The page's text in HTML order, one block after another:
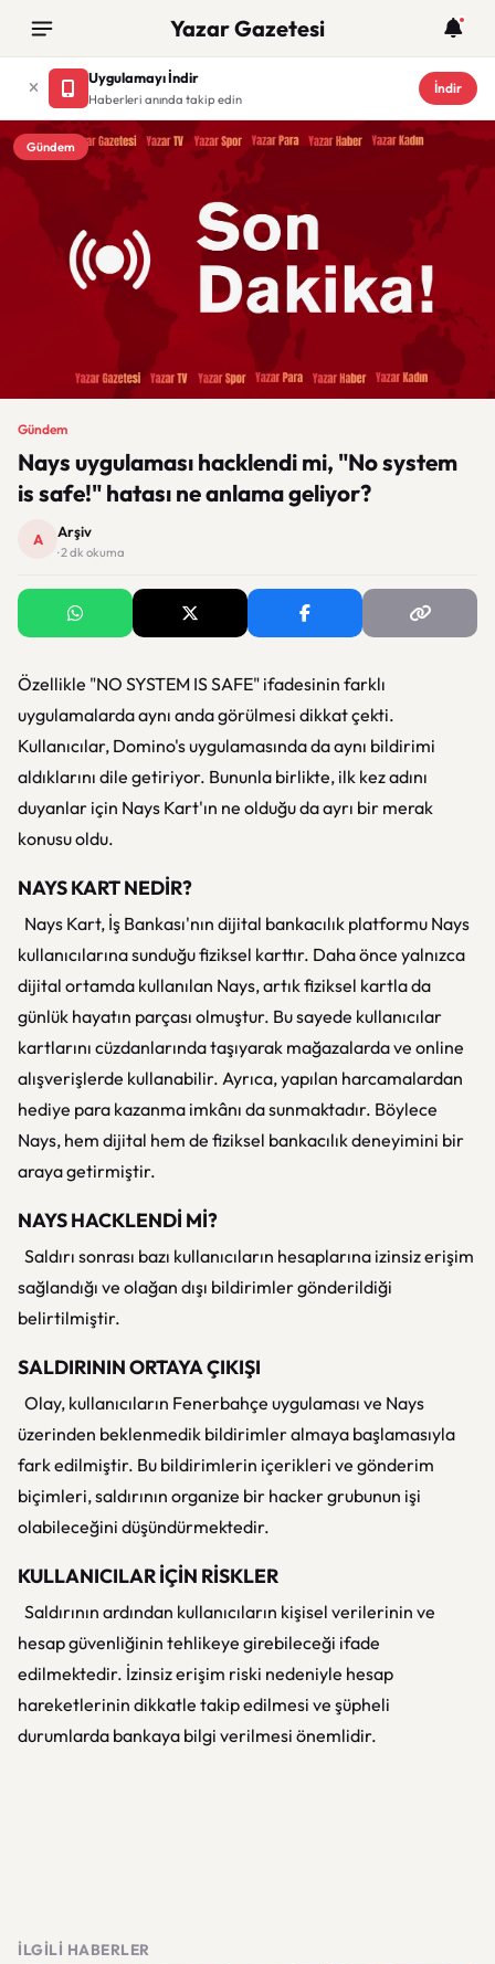
Yazar Gazetesi
Uygulamayı İndir
Haberleri anında takip edin
İndir
Gündem
Gündem
Nays uygulaması hacklendi mi, "No system
is safe!" hatası ne anlama geliyor?
A Arşiv
· 2 dk okuma
Özellikle "NO SYSTEM IS SAFE" ifadesinin farklı
uygulamalarda aynı anda görülmesi dikkat çekti.
Kullanıcılar, Domino's uygulamasında da aynı bildirimi
aldıklarını dile getiriyor. Bununla birlikte, ilk kez adını
duyanlar için Nays Kart'ın ne olduğu da ayrı bir merak
konusu oldu.
NAYS KART NEDİR?
Nays Kart, İş Bankası'nın dijital bankacılık platformu Nays
kullanıcılarına sunduğu fiziksel karttır. Daha önce yalnızca
dijital ortamda kullanılan Nays, artık fiziksel kartla da
günlük hayatın parçası olmuştur. Bu sayede kullanıcılar
kartlarını cüzdanlarında taşıyarak mağazalarda ve online
alışverişlerde kullanabilir. Ayrıca, yapılan harcamalardan
hediye para kazanma imkânı da sunmaktadır. Böylece
Nays, hem dijital hem de fiziksel bankacılık deneyimini bir
araya getirmiştir.
NAYS HACKLENDİ Mİ?
Saldırı sonrası bazı kullanıcıların hesaplarına izinsiz erişim
sağlandığı ve olağan dışı bildirimler gönderildiği
belirtilmiştir.
SALDIRININ ORTAYA ÇIKIŞI
Olay, kullanıcıların Fenerbahçe uygulaması ve Nays
üzerinden beklenmedik bildirimler almaya başlamasıyla
fark edilmiştir. Bu bildirimlerin içerikleri ve gönderim
biçimleri, saldırının organize bir hacker grubunun işi
olabileceğini düşündürmektedir.
KULLANICILAR İÇİN RİSKLER
Saldırının ardından kullanıcıların kişisel verilerinin ve
hesap güvenliğinin tehlikeye girebileceği ifade
edilmektedir. İzinsiz erişim riski nedeniyle hesap
hareketlerinin dikkatle takip edilmesi ve şüpheli
durumlarda bankaya bilgi verilmesi önemlidir.
İLGILI HABERLER